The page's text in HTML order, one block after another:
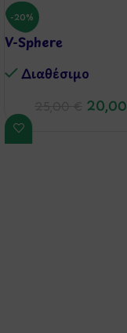
-20%
V-Sphere
Διαθέσιμo
20,00